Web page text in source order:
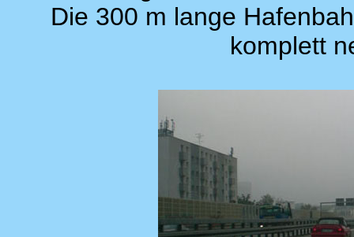
Die 300 m lange
komplett